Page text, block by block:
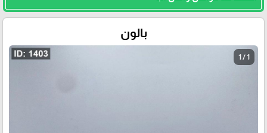
بالون
1 / 1